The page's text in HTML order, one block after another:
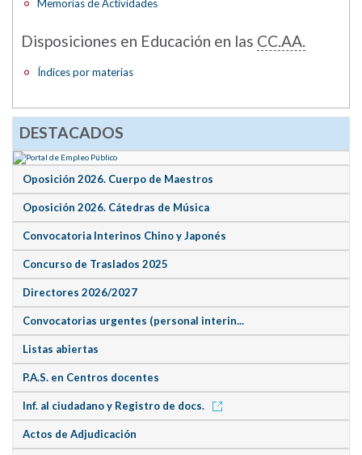
Memorias de Actividades
Disposiciones en Educación en las CC.AA.
Índices por materias
DESTACADOS
Oposición 2026. Cuerpo de Maestros
Oposición 2026. Cátedras de Música
Convocatoria Interinos Chino y Japonés
Concurso de Traslados 2025
Directores 2026/2027
Convocatorias urgentes (personal interin...
Listas abiertas
P.A.S. en Centros docentes
Inf. al ciudadano y Registro de docs.
Actos de Adjudicación